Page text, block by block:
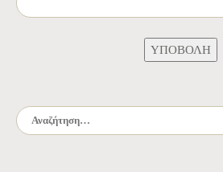
Αναζήτηση για: